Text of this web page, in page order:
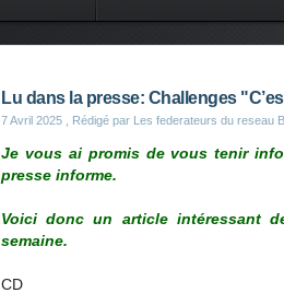
Lu dans la presse: Challenges
7 Avril 2025 , Rédigé par Les federateurs du reseau
Je vous ai promis de vous tenir
presse informe.
Voici donc un article intéressant
semaine.
CD